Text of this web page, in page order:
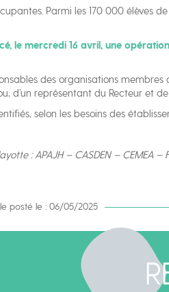
Parmi les 170 000 élèves
le mercredi 16 avril, une
des organisations
d’un représentant du Recteur et
selon les besoins des
: APAJH – CASDEN – CEMEA –
posté le : 06/05/2025